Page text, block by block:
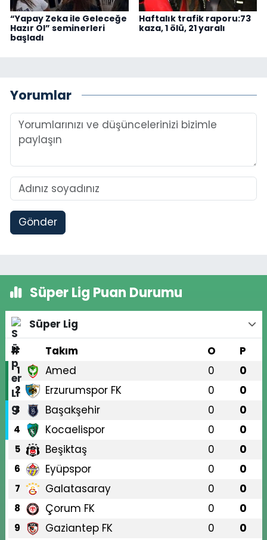
“Yapay Zeka ile Geleceğe
Hazır Ol” seminerleri
başladı
Haftalık trafik raporu:73
kaza, 1 ölü, 21 yaralı
Yorumlar
Gönder
Süper Lig Puan Durumu
Süper Lig
#
Takım O P
1 Amed 0 0
2 Erzurumspor FK 0 0
3 Başakşehir 0 0
4 Kocaelispor 0 0
5 Beşiktaş 0 0
6 Eyüpspor 0 0
7 Galatasaray 0 0
8 Çorum FK 0 0
9 Gaziantep FK 0 0